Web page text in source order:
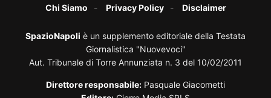
Chi Siamo Privacy Policy Disclaimer
SpazioNapoli è un supplemento editoriale della Testata
Giornalistica "Nuovevoci"
Aut. Tribunale di Torre Annunziata n. 3 del 10/02/2011
Direttore responsabile: Pasquale Giacometti